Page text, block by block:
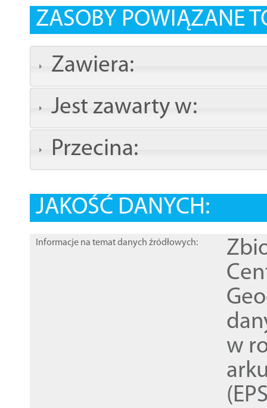
ZASOBY POWIĄZANE
Zawiera:
Jest zawarty w:
Przecina:
JAKOŚĆ DANYCH:
Informacje na temat danych źródłowych:
w